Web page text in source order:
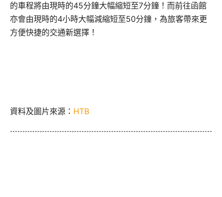
的車程將由現時的45分鐘大幅縮短至7分鐘！而前往函館
亦會由現時的4小時大幅減縮短至50分鐘，為旅客帶來更
方便快捷的交通新選擇！
資料及圖片來源： HTB